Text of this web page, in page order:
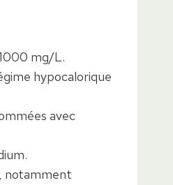
mg/L.
hypocalorique
avec
notamment